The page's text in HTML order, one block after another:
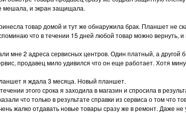
мешала, и экран защищала.
товар домой и тут же обнаружила брак. Планшет не
что в течении 15 дней любой товар можно вернуть,
мне 2 адреса сервисных центров. Один платный, а другой
продавец мило удивился что он еще работает. Хотя
я ждала 3 месяца. Новый планшет.
этого срока я заходила в магазин и спросила в
что только в результате справки из сервиса о том что
жалко отдавать новые товары сразу же в ремонт. Даже не